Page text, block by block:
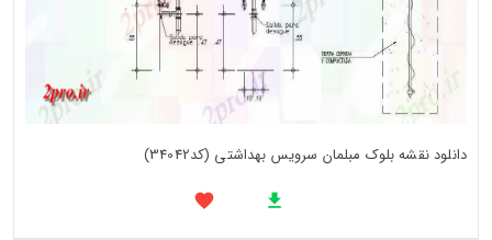
دانلود نقشه بلوک مبلمان سرویس بهداشتی (کد34042)